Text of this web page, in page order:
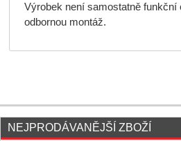
Výrobek není samostatně funkční
odbornou montáž.
NEJPRODÁVANĚJŠÍ ZBOŽÍ